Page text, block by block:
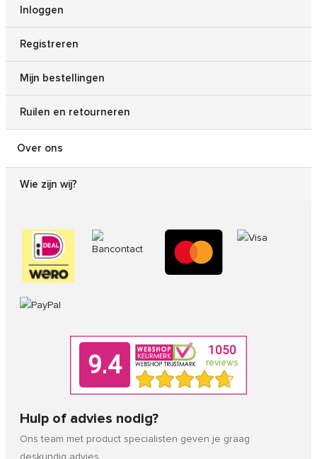
Inloggen
Registreren
Mijn bestellingen
Ruilen en retourneren
Over ons
Wie zijn wij?
Hulp of advies nodig?
Ons team met product specialisten geven je graag
deskundig advies.